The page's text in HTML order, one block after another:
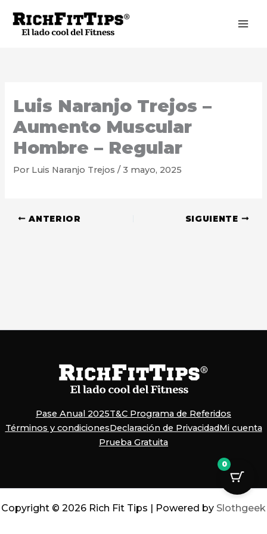
contenido
Luis Naranjo Trejos –
Aumento Muscular
Hombre – Regular
Por Luis Naranjo Trejos/3 mayo, 2025
ANTERIOR SIGUIENTE
Pase Anual 2025T&C Programa de Referidos
Términos y condicionesDeclaración de PrivacidadMi cuenta
Prueba Gratuita
Copyright © 2026 Rich Fit Tips | Powered by Slothgeek
0